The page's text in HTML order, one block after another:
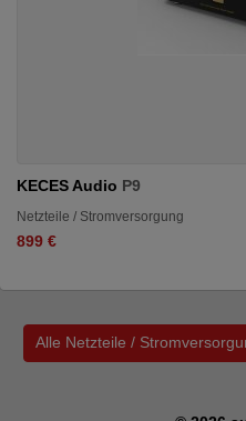
KECES Audio P9
Netzteile / Stromversorgung
899 €
Alle Netzteile /